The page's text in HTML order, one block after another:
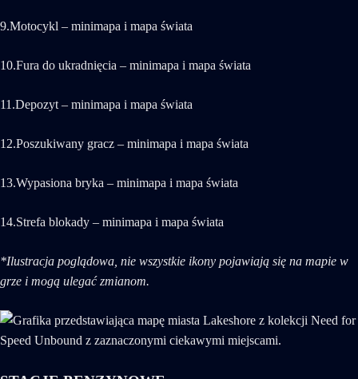
9.Motocykl – minimapa i mapa świata
10.Fura do ukradnięcia – minimapa i mapa świata
11.Depozyt – minimapa i mapa świata
12.Poszukiwany gracz – minimapa i mapa świata
13.Wypasiona bryka – minimapa i mapa świata
14.Strefa blokady – minimapa i mapa świata
*Ilustracja poglądowa, nie wszystkie ikony pojawiają się na mapie w
grze i mogą ulegać zmianom.